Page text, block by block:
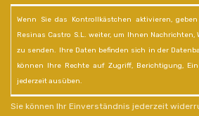
Wenn Sie das Kontrollkästchen aktivieren,
Resinas Castro S.L. weiter, um Ihnen Nachrichten,
zu senden. Ihre Daten befinden sich in der
können Ihre Rechte auf Zugriff, Berichtigung,
jederzeit ausüben.
Sie können Ihr Einverständnis jederzeit